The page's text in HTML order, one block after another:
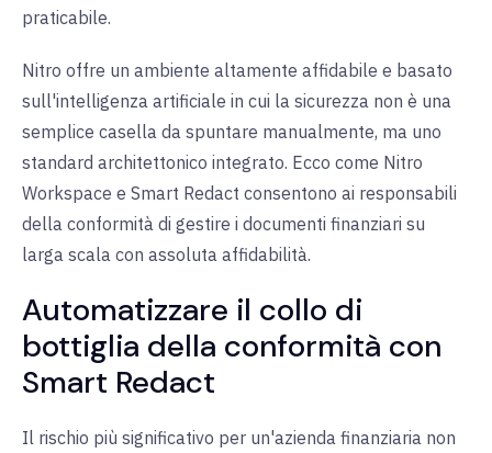
praticabile.
Nitro offre un ambiente altamente affidabile e basato
sull'intelligenza artificiale in cui la sicurezza non è una
semplice casella da spuntare manualmente, ma uno
standard architettonico integrato. Ecco come Nitro
Workspace e Smart Redact consentono ai responsabili
della conformità di gestire i documenti finanziari su
larga scala con assoluta affidabilità.
Automatizzare il collo di
bottiglia della conformità con
Smart Redact
Il rischio più significativo per un'azienda finanziaria non